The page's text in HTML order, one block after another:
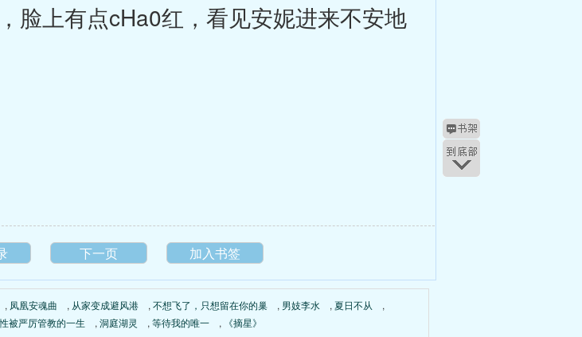
脸上有点cHa0红，看见安妮进来不安地
下一页 加入书签
, 凤凰安魂曲 , 从家变成避风港 , 不想飞了，只想留在你的巢 , 男妓李水 , 夏日不从
,
被严厉管教的一生 , 洞庭湖灵 , 等待我的唯一 , 《摘星》